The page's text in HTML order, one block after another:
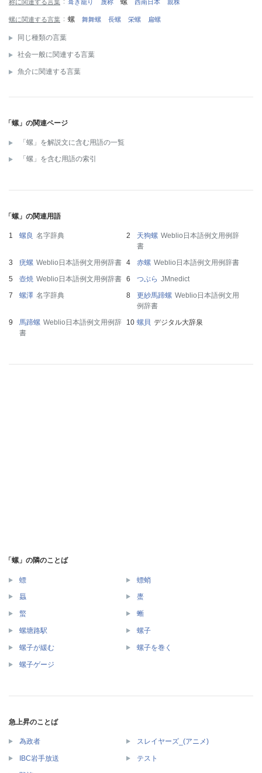
称に関連する言葉 葺き籠り 蔑称 螺 西南日本 親株
螺に関連する言葉 螺 舞舞螺 長螺 栄螺 扁螺
同じ種類の言葉
社会一般に関連する言葉
魚介に関連する言葉
「螺」の関連ページ
「螺」を解説文に含む用語の一覧
「螺」を含む用語の索引
「螺」の関連用語
螺良 名字辞典 天狗螺 Weblio日本語例文用例辞
書
疣螺 Weblio日本語例文用例辞書 赤螺 Weblio日本語例文用例辞書
壺焼 Weblio日本語例文用例辞書 つぶら JMnedict
螺澤 名字辞典 更紗馬蹄螺 Weblio日本語例文用
例辞書
馬蹄螺 Weblio日本語例文用例辞
書
螺貝 デジタル大辞泉
「螺」の隣のことば
螵 螵蛸
螶 螷
螸 螹
螺塘路駅 螺子
螺子が緩む 螺子を巻く
螺子ゲージ
急上昇のことば
為政者 スレイヤーズ_(アニメ)
IBC岩手放送 テスト